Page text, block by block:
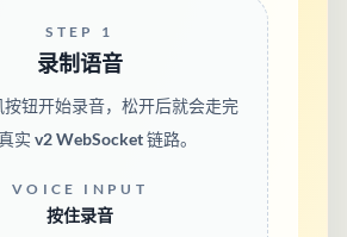
STEP 1
录制语音
钮开始录音，松开后就会走完
实 v2 WebSocket 链路。
VOICE INPUT
按住录音